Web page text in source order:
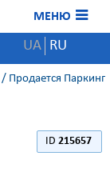
МЕНЮ
UA RU
/ Продается Паркинг
ID 215657